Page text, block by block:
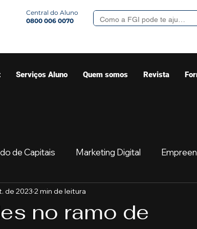
Central do Aluno
0800 006 0070
Serviços Aluno Quem somos Revista
de Capitais Marketing Digital
Sua comunidade
no ramo de
de 2023 2 min de leitura